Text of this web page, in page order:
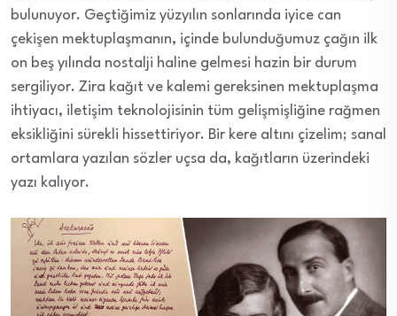
bulunuyor. Geçtiğimiz yüzyılın sonlarında iyice can
çekişen mektuplaşmanın, içinde bulunduğumuz çağın ilk
on beş yılında nostalji haline gelmesi hazin bir durum
sergiliyor. Zira kağıt ve kalemi gereksinen mektuplaşma
ihtiyacı, iletişim teknolojisinin tüm gelişmişliğine rağmen
eksikliğini sürekli hissettiriyor. Bir kere altını çizelim; sanal
ortamlara yazılan sözler uçsa da, kağıtların üzerindeki
yazı kalıyor.